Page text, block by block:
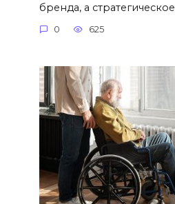
бренда, а стратегическое
0 625